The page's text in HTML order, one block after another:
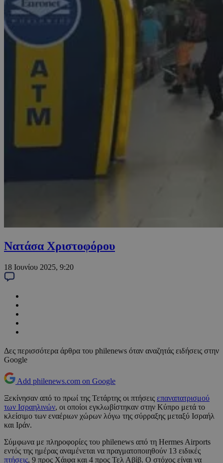
Νατάσα Χριστοφόρου
18 Ιουνίου 2025, 9:20
Δες περισσότερα άρθρα του philenews όταν αναζητάς ειδήσεις στην
Google
Add philenews.com on Google
Ξεκίνησαν από το πρωί της Τετάρτης οι πτήσεις επαναπατρισμού
των Ισραηλινών, οι οποίοι εγκλωβίστηκαν στην Κύπρο μετά το
κλείσιμο των εναέριων χώρων λόγω της σύρραξης μεταξύ Ισραήλ
και Ιράν.
Σύμφωνα με πληροφορίες του philenews από τη Hermes Airports
εντός της ημέρας αναμένεται να πραγματοποιηθούν 13 ειδικές
πτήσεις, 9 προς Χάιφα και 4 προς Τελ Αβίβ. Ο στόχος είναι να